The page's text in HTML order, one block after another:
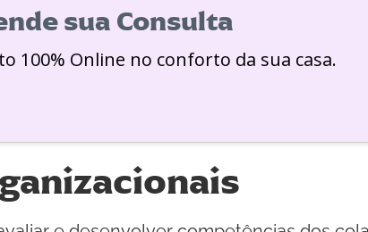
sua Consulta
100% Online no conforto da sua casa.